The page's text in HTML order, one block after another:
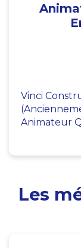
Vinci
Animateur
Les